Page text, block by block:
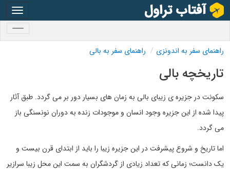
راهنمای سفر به اندونزی راهنمای سفر به بالی
تاریخچه بالی
سکونت در جزیره ی زیبای بالی به زمان های بسیار دور بر می گردد. طبق آثار
پیدا شده از این جزیره وجود انسان و موجودات زنده به دوران نونسنگی باز
می گردد.
اما تاریخ و شروع پیشرفت در این جزیره زیبا را باید از ابتدای قرن بیست و
یک دانست؛ زمانی که تعداد زیادی از گردشگران به سمت این محل زیبا سرازیر